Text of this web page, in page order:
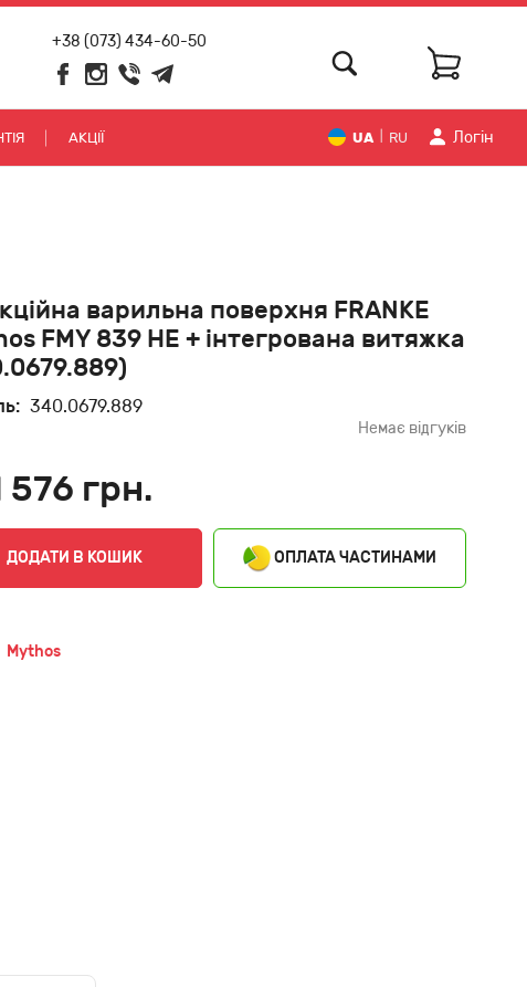
+38 (073) 434-60-50
АКЦІЇ UA RU Логiн
варильна поверхня FRANKE
FMY 839 HE + інтегрована витяжка
340.0679.889
Немає відгуків
576 грн.
ДОДАТИ В КОШИК ОПЛАТА ЧАСТИНАМИ
Mythos